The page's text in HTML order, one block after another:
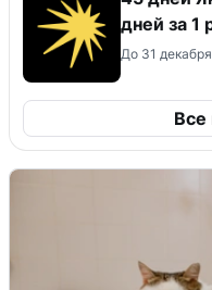
дней за 1
До 31